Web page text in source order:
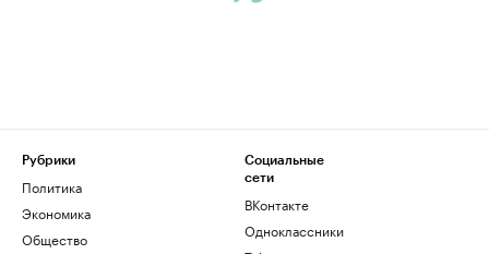
Рубрики
Политика
Экономика
Общество
Социальные
сети
ВКонтакте
Одноклассники